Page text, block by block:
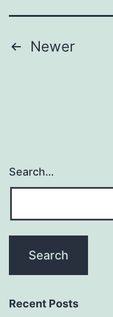
Posts
Newer
Search…
Recent Posts